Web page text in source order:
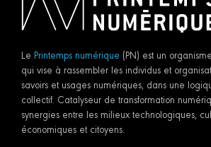
Le Printemps numérique (PN) est un
qui vise à rassembler les individus et
savoirs et usages numériques, dans une
collectif. Catalyseur de transformation
synergies entre les milieux technologiques,
économiques et citoyens.